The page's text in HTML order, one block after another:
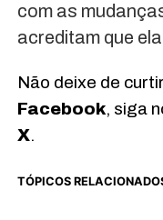
com as
acreditam que
Não deixe de
Facebook, siga
X.
TÓPICOS